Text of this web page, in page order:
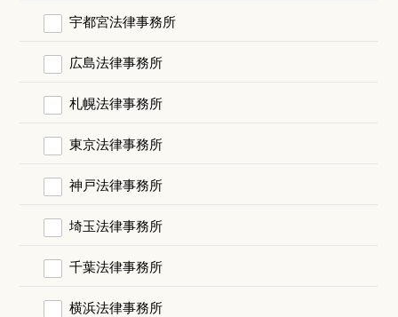
宇都宮法律事務所
広島法律事務所
札幌法律事務所
東京法律事務所
神戸法律事務所
埼玉法律事務所
千葉法律事務所
横浜法律事務所